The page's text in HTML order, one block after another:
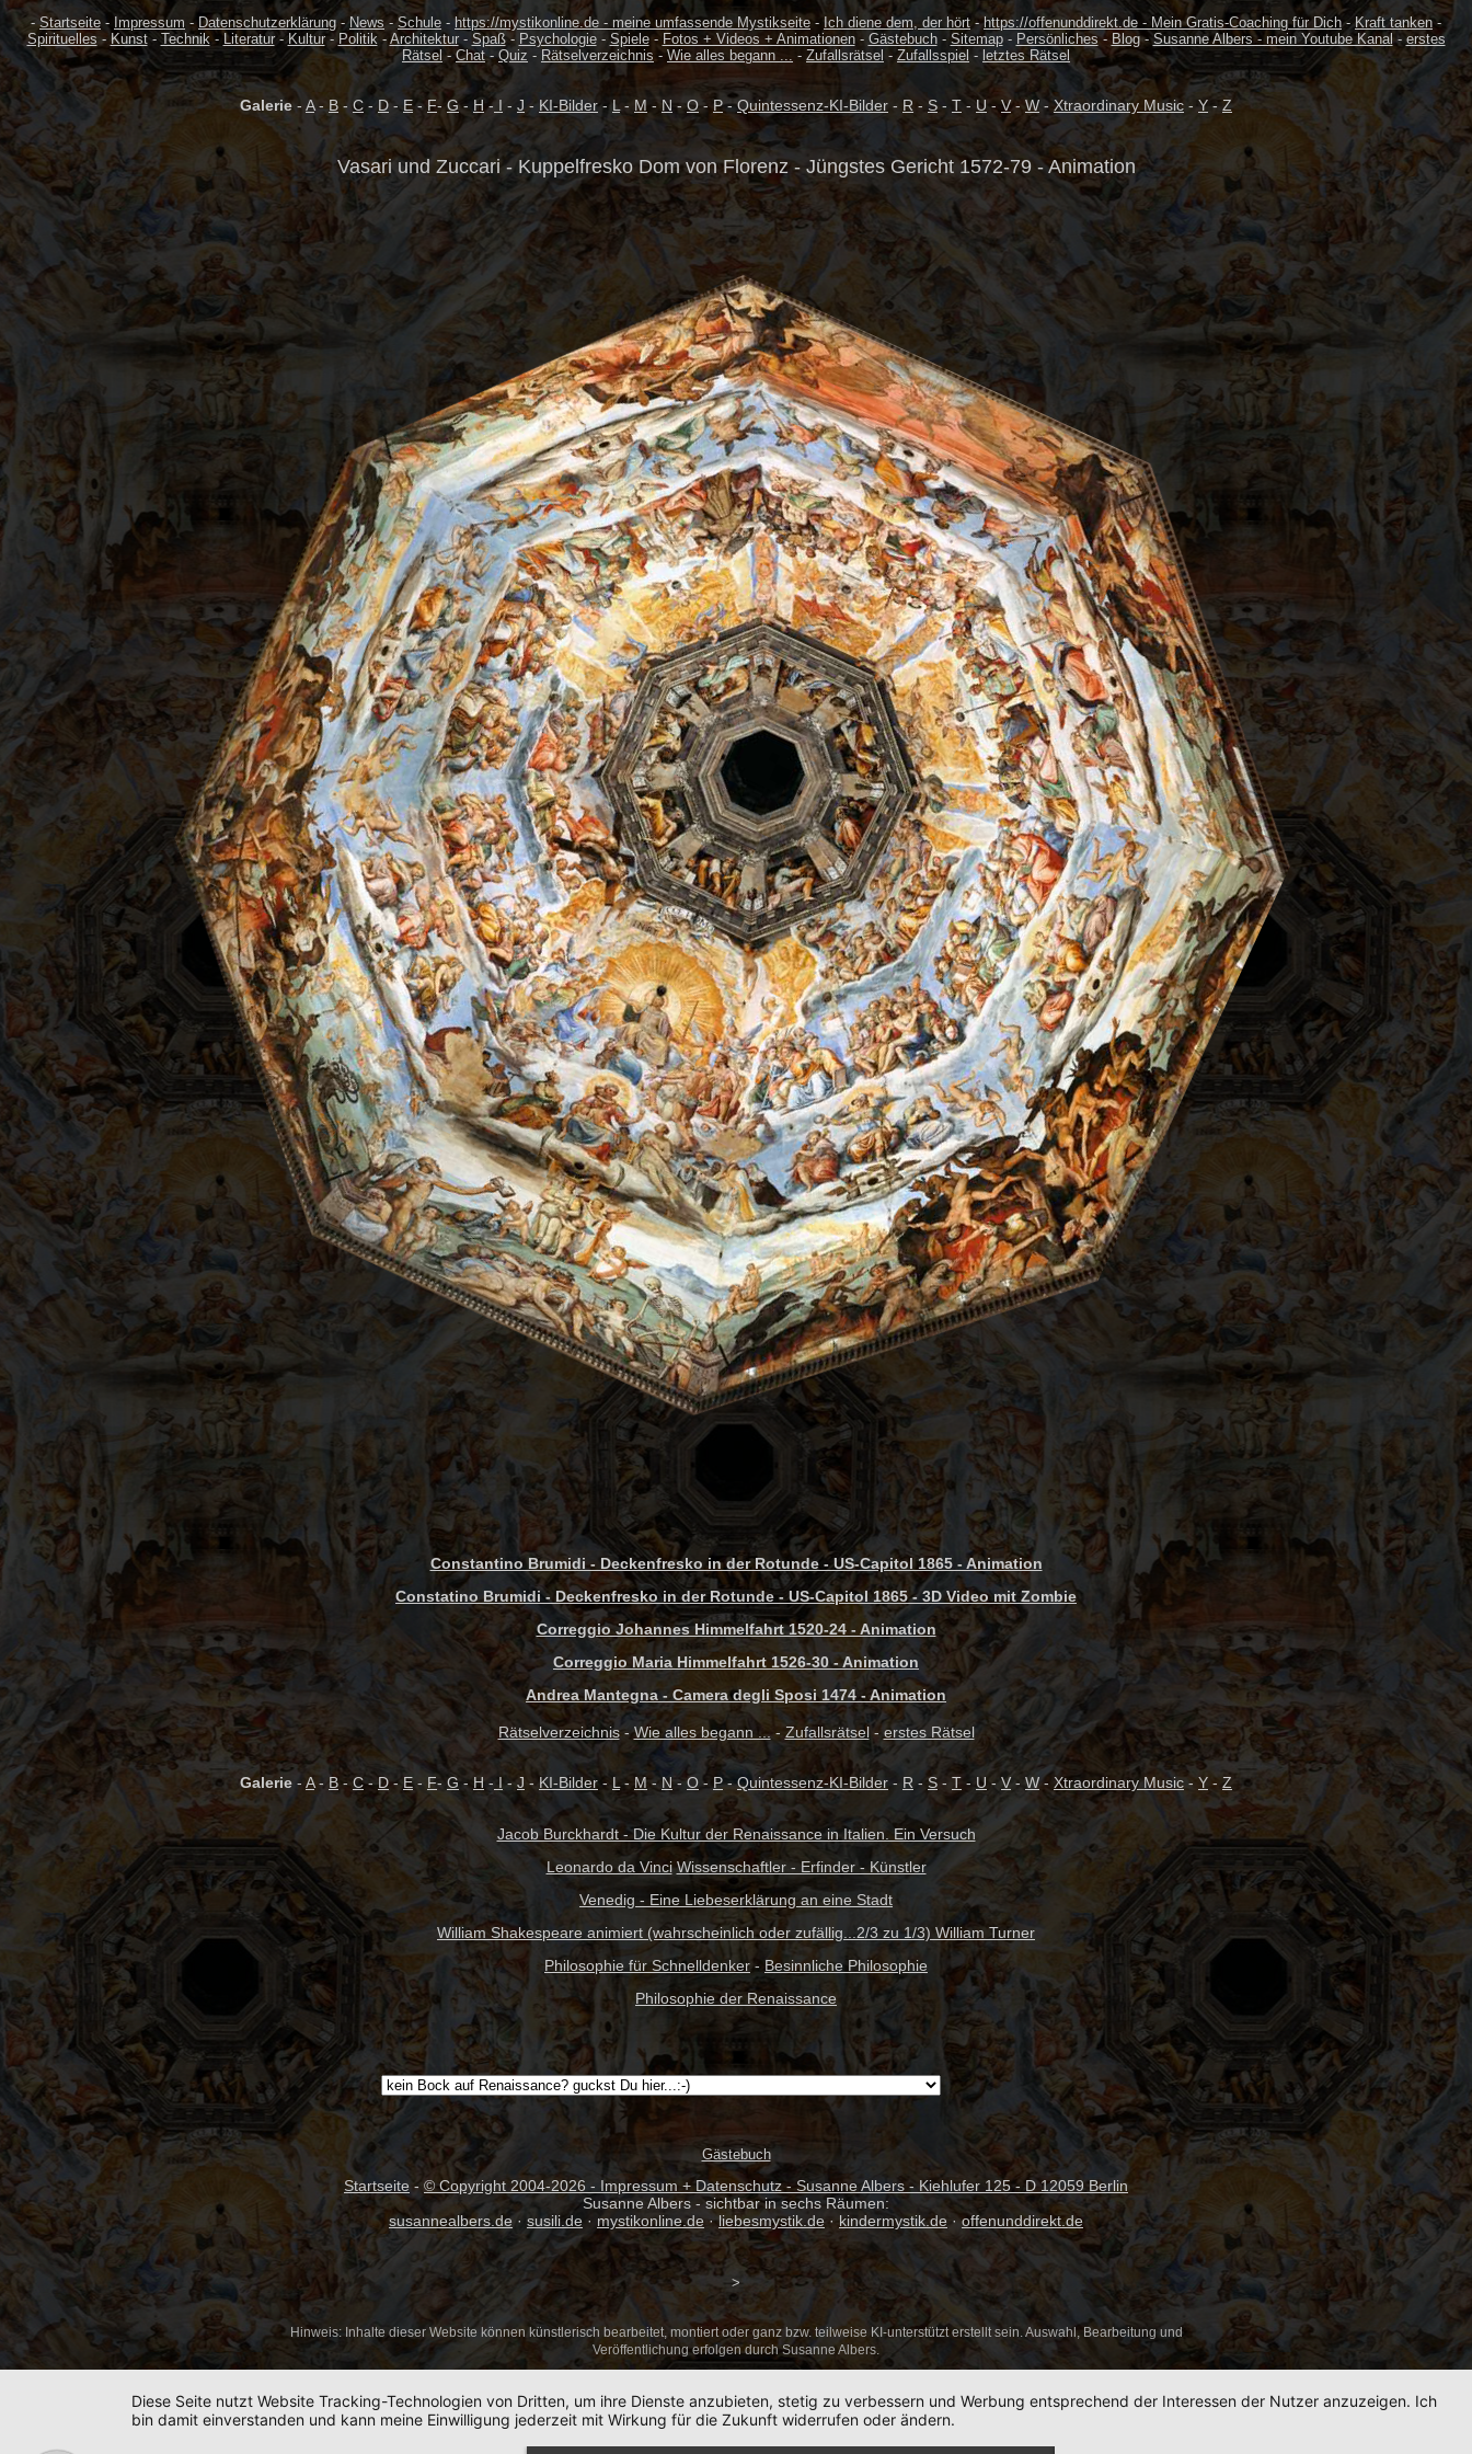
-Startseite - Impressum - Datenschutzerklärung -News-Schule -https://mystikonline.de - meine umfassende Mystikseite - Ich diene dem, der hört -https://offenunddirekt.de - Mein Gratis-Coaching für Dich- Kraft tanken-
Spirituelles - Kunst- Technik-Literatur-Kultur- Politik- Architektur- Spaß- Psychologie- Spiele- Fotos + Videos + Animationen- Gästebuch- Sitemap- Persönliches- Blog- Susanne Albers - mein Youtube Kanal - erstes
Rätsel -Chat-Quiz - Rätselverzeichnis - Wie alles begann ... - Zufallsrätsel - Zufallsspiel - letztes Rätsel
Galerie - A- B - C - D- E- F-G- H-I - J -KI-Bilder- L - M -N -O- P-Quintessenz-KI-Bilder - R - S - T - U- V- W -Xtraordinary Music -Y -Z
Vasari und Zuccari - Kuppelfresko Dom von Florenz - Jüngstes Gericht 1572-79 - Animation
Constantino Brumidi - Deckenfresko in der Rotunde - US-Capitol 1865 - Animation
Constatino Brumidi - Deckenfresko in der Rotunde - US-Capitol 1865 - 3D Video mit Zombie
Correggio Johannes Himmelfahrt 1520-24 - Animation
Correggio Maria Himmelfahrt 1526-30 - Animation
Andrea Mantegna - Camera degli Sposi 1474 - Animation
Rätselverzeichnis-Wie alles begann ... - Zufallsrätsel- erstes Rätsel
Galerie - A- B - C-D- E- F- G -H - I -J -KI-Bilder - L - M - N -O - P-Quintessenz-KI-Bilder - R - S - T - U - V - W- Xtraordinary Music-Y - Z
Jacob Burckhardt - Die Kultur der Renaissance in Italien. Ein Versuch
Leonardo da Vinci Wissenschaftler - Erfinder - Künstler
Venedig - Eine Liebeserklärung an eine Stadt
William Shakespeare animiert (wahrscheinlich oder zufällig...2/3 zu 1/3) William Turner
Philosophie für Schnelldenker - Besinnliche Philosophie
Philosophie der Renaissance
Gästebuch
Startseite - © Copyright 2004-2026 - Impressum + Datenschutz - Susanne Albers - Kiehlufer 125 - D 12059 Berlin
Susanne Albers - sichtbar in sechs Räumen:
susannealbers.de · susili.de · mystikonline.de ·liebesmystik.de · kindermystik.de ·offenunddirekt.de
>
Hinweis: Inhalte dieser Website können künstlerisch bearbeitet, montiert oder ganz bzw. teilweise KI-unterstützt erstellt sein. Auswahl, Bearbeitung und
Veröffentlichung erfolgen durch Susanne Albers.
Diese Seite nutzt Website Tracking-Technologien von Dritten, um ihre Dienste anzubieten, stetig zu verbessern und Werbung entsprechend der Interessen der Nutzer anzuzeigen. Ich
bin damit einverstanden und kann meine Einwilligung jederzeit mit Wirkung für die Zukunft widerrufen oder ändern.